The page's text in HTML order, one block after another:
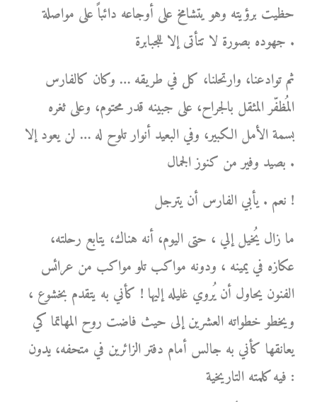
حظيت برؤيته وهو يتشامخ على أوجاعه دائباً على مواصلة
جهوده بصورة لا تتأتى إلا للجبابرة .
ثم توادعنا، وارتحلنا، كل في طريقه … وكان كالفارس
المُظفّر المثقل بالجراح، على جبينه قدر محتوم، وعلى ثغره
بسمة الأمل الكبير، وفي البعيد أنوار تلوح له … لن يعود إلا
بصيد وفير من كنوز الجمال .
نعم . يأبي الفارس أن يترجل !
ما زال يُخيل إلي ، حتى اليوم، أنه هناك، يتابع رحلته،
عكازه في يمينه ، ودونه مواكب تلو مواكب من عرائس
الفنون يحاول أن يُروي غليله إليها ! كأني به يتقدم بخشوع ،
ويخطو خطواته العشرين إلى حيث فاضت روح المهاتما كي
يعانقها كأني به جالس أمام دفتر الزائرين في متحفه، يدون
فيه كلمته التاريخية :